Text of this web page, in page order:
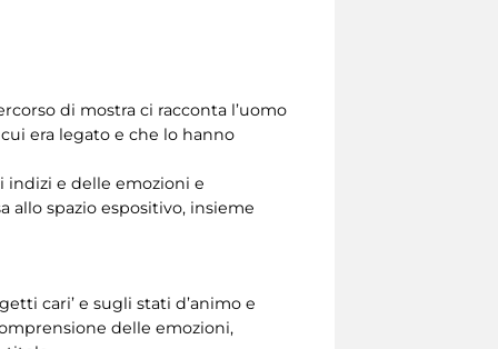
di mostra ci racconta l’uomo
era legato e che lo hanno
indizi e delle emozioni e
allo spazio espositivo, insieme
cari’ e sugli stati d’animo e
delle emozioni,